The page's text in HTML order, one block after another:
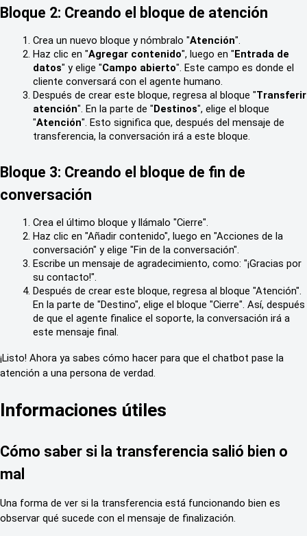
Bloque 2: Creando el bloque de atención
Crea un nuevo bloque y nómbralo "Atención".
Haz clic en "Agregar contenido", luego en "Entrada de
datos" y elige "Campo abierto". Este campo es donde el
cliente conversará con el agente humano.
Después de crear este bloque, regresa al bloque "Transferir
atención". En la parte de "Destinos", elige el bloque
"Atención". Esto significa que, después del mensaje de
transferencia, la conversación irá a este bloque.
Bloque 3: Creando el bloque de fin de
conversación
Crea el último bloque y llámalo "Cierre".
Haz clic en "Añadir contenido", luego en "Acciones de la
conversación" y elige "Fin de la conversación".
Escribe un mensaje de agradecimiento, como: "¡Gracias por
su contacto!".
Después de crear este bloque, regresa al bloque "Atención".
En la parte de "Destino", elige el bloque "Cierre". Así, después
de que el agente finalice el soporte, la conversación irá a
este mensaje final.
¡Listo! Ahora ya sabes cómo hacer para que el chatbot pase la
atención a una persona de verdad.
Informaciones útiles
Cómo saber si la transferencia salió bien o
mal
Una forma de ver si la transferencia está funcionando bien es
observar qué sucede con el mensaje de finalización.